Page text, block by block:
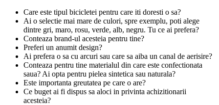
Care este tipul bicicletei pentru care iti doresti o sa?
Ai o selectie mai mare de culori, spre exemplu, poti alege
dintre gri, maro, rosu, verde, alb, negru. Tu ce ai prefera?
Conteaza brand-ul acesteia pentru tine?
Preferi un anumit design?
Ai prefera o sa cu arcuri sau care sa aiba un canal de aerisire?
Conteaza pentru tine materialul din care este confectionata
saua? Ai opta pentru pielea sintetica sau naturala?
Este importanta greutatea pe care o are?
Ce buget ai fi dispus sa aloci in privinta achizitionarii
acesteia?